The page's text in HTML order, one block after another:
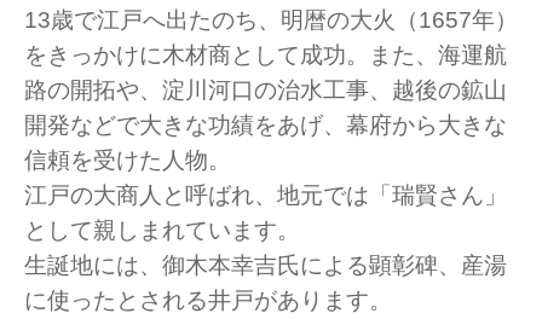
13歳で江戸へ出たのち、明暦の大火（1657年）
をきっかけに木材商として成功。また、海運航
路の開拓や、淀川河口の治水工事、越後の鉱山
開発などで大きな功績をあげ、幕府から大きな
信頼を受けた人物。
江戸の大商人と呼ばれ、地元では「瑞賢さん」
として親しまれています。
生誕地には、御木本幸吉氏による顕彰碑、産湯
に使ったとされる井戸があります。